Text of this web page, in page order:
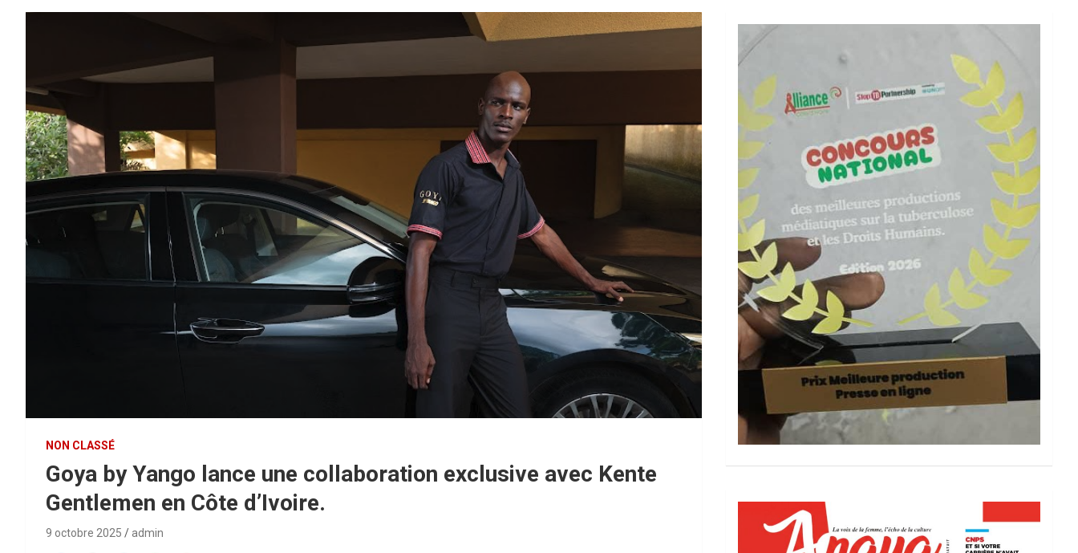
NON CLASSÉ
Goya by Yango lance une collaboration exclusive avec Kente
Gentlemen en Côte d’Ivoire.
9 octobre 2025 admin